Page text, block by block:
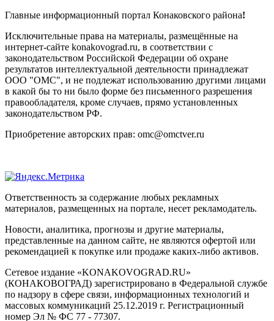
Главные информационный портал Конаковского района!
Исключительные права на материалы, размещённые на
интернет-сайте konakovograd.ru, в соответствии с
законодательством Российской Федерации об охране
результатов интеллектуальной деятельности принадлежат
ООО "ОМС", и не подлежат использованию другими лицами
в какой бы то ни было форме без письменного разрешения
правообладателя, кроме случаев, прямо установленных
законодательством РФ.
Приобретение авторских прав: omc@omctver.ru
Ответственность за содержание любых рекламных
материалов, размещенных на портале, несет рекламодатель.
Новости, аналитика, прогнозы и другие материалы,
представленные на данном сайте, не являются офертой или
рекомендацией к покупке или продаже каких-либо активов.
Сетевое издание «KONAKOVOGRAD.RU»
(КОНАКОВОГРАД) зарегистрировано в Федеральной службе
по надзору в сфере связи, информационных технологий и
массовых коммуникаций 25.12.2019 г. Регистрационный
номер Эл № ФС 77 - 77307.